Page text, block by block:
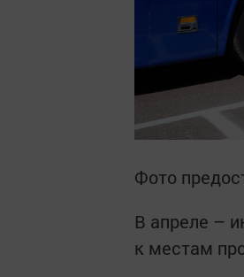
Фото
В апреле –
к местам